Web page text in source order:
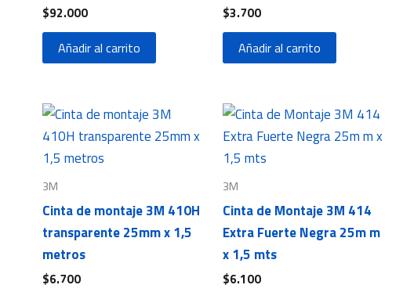
$92.000
Añadir al carrito
$3.700
Añadir al carrito
3M
Cinta de montaje 3M 410H
transparente 25mm x 1,5
metros
$6.700
3M
Cinta de Montaje 3M 414
Extra Fuerte Negra 25m m
x 1,5 mts
$6.100